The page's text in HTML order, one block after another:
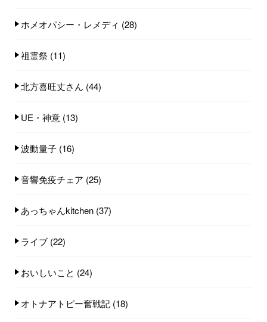
ホメオパシー・レメディ (28)
祖霊祭 (11)
北方喜旺丈さん (44)
UE・神意 (13)
波動量子 (16)
音響免疫チェア (25)
あっちゃんkitchen (37)
ライブ (22)
おいしいこと (24)
オトナアトピー奮戦記 (18)